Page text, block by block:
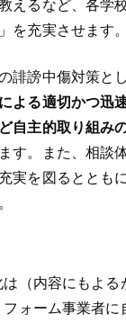
えるなど、各学
を充実させます。
誹謗中傷対策とし
よる適切かつ迅
自主的取り組み
す。また、相談
実を図るととも
（内容にもよる
ォーム事業者に